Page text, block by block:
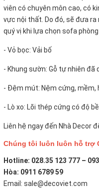
viên có chuyên môn cao, có
vực nội thất. Do đó, sẽ đưa
quý vị khi lựa chọn sofa phòng
- Vỏ bọc: Vải bố
- Khung sườn: Gỗ tự nhiên đã
- Đệm mút: Nệm cứng, mềm,
- Lò xo: Lõi thép cứng có độ
Liên hệ ngay đến Nhà Decor
Chúng tôi luôn luôn hỗ trợ
Hotline: 028.35 123 777 –
Hòa: 0911 6789 59
Email: sale@decoviet.com